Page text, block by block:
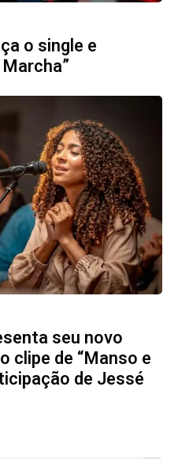
o single e
seu novo
clipe de “Manso e
de Jessé